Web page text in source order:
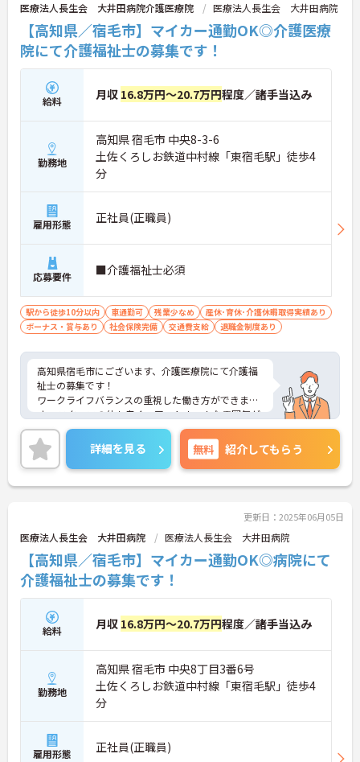
医療法人長生会 大井田病院介護医療院 医療法人長生会 大井田病院
【高知県／宿毛市】マイカー通勤OK◎介護医療
院にて介護福祉士の募集です！
給料 月収 16.8万円～20.7万円程度／諸手当込み
勤務地
高知県 宿毛市 中央8-3-6
土佐くろしお鉄道中村線「東宿毛駅」徒歩4
分
雇用形態 正社員(正職員)
応募要件 ■介護福祉士必須
駅から徒歩10分以内 車通勤可 残業少なめ
産休･育休･介護休暇取得実績あり
ボーナス・賞与あり
社会保険完備 交通費支給 退職金制度あり
高知県宿毛市にございます、介護医療院にて介護福
祉士の募集です！
ワークライフバランスの重視した働き方ができま
す。 スタッフの仲も良く、アットホームな雰囲気が
自慢です。
ご興味ある方には、面接対策ポイントなど、詳細を
お話しいたしますのでお気軽にご相談ください
詳細を見る 無料 紹介してもらう
更新日：2025年06月05日
医療法人長生会 大井田病院 医療法人長生会 大井田病院
【高知県／宿毛市】マイカー通勤OK◎病院にて
介護福祉士の募集です！
給料 月収 16.8万円～20.7万円程度／諸手当込み
勤務地
高知県 宿毛市 中央8丁目3番6号
土佐くろしお鉄道中村線「東宿毛駅」徒歩4
分
雇用形態 正社員(正職員)